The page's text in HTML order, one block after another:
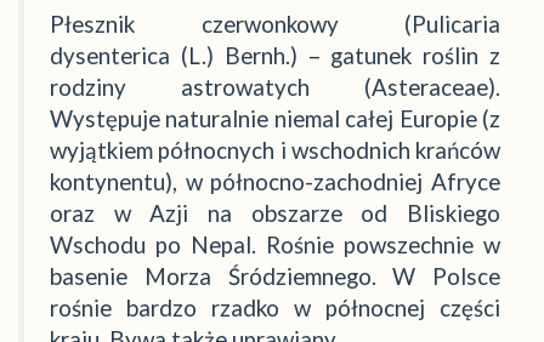
Płesznik czerwonkowy (Pulicaria
dysenterica (L.) Bernh.) – gatunek roślin z
rodziny astrowatych (Asteraceae).
Występuje naturalnie niemal całej Europie (z
wyjątkiem północnych i wschodnich krańców
kontynentu), w północno-zachodniej Afryce
oraz w Azji na obszarze od Bliskiego
Wschodu po Nepal. Rośnie powszechnie w
basenie Morza Śródziemnego. W Polsce
rośnie bardzo rzadko w północnej części